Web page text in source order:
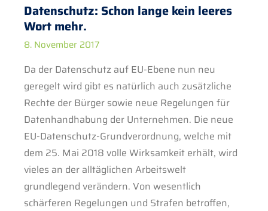
Datenschutz: Schon lange kein leeres
Wort mehr.
8. November 2017
Da der Datenschutz auf EU-Ebene nun neu
geregelt wird gibt es natürlich auch zusätzliche
Rechte der Bürger sowie neue Regelungen für
Datenhandhabung der Unternehmen. Die neue
EU-Datenschutz-Grundverordnung, welche mit
dem 25. Mai 2018 volle Wirksamkeit erhält, wird
vieles an der alltäglichen Arbeitswelt
grundlegend verändern. Von wesentlich
schärferen Regelungen und Strafen betroffen,